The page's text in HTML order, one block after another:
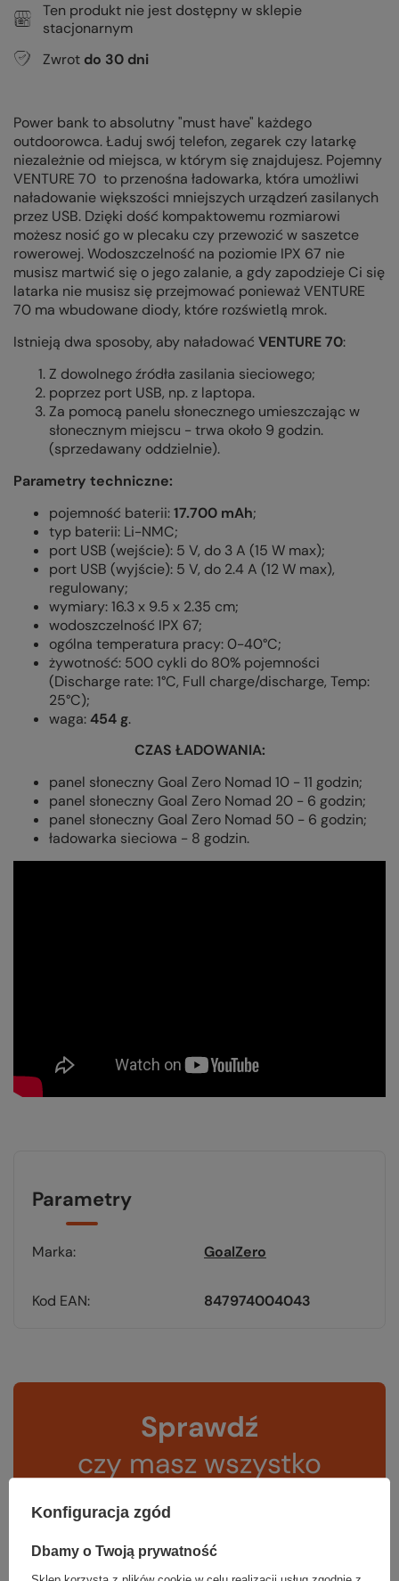
Ten produkt nie jest dostępny w sklepie
stacjonarnym
Zwrot do 30 dni
Power bank to absolutny "must have" każdego
outdoorowca. Ładuj swój telefon, zegarek czy latarkę
niezależnie od miejsca, w którym się znajdujesz. Pojemny
VENTURE 70 to przenośna ładowarka, która umożliwi
naładowanie większości mniejszych urządzeń zasilanych
przez USB. Dzięki dość kompaktowemu rozmiarowi
możesz nosić go w plecaku czy przewozić w saszetce
rowerowej. Wodoszczelność na poziomie IPX 67 nie
musisz martwić się o jego zalanie, a gdy zapodzieje Ci się
latarka nie musisz się przejmować ponieważ VENTURE
70 ma wbudowane diody, które rozświetlą mrok.
Istnieją dwa sposoby, aby naładować VENTURE 70:
Z dowolnego źródła zasilania sieciowego;
poprzez port USB, np. z laptopa.
Za pomocą panelu słonecznego umieszczając w
słonecznym miejscu - trwa około 9 godzin.
(sprzedawany oddzielnie).
Parametry techniczne:
pojemność baterii:17.700 mAh;
typ baterii: Li-NMC;
port USB (wejście): 5 V, do 3 A (15 W max);
port USB (wyjście): 5 V, do 2.4 A (12 W max),
regulowany;
wymiary: 16.3 x 9.5 x 2.35 cm;
wodoszczelność IPX 67;
ogólna temperatura pracy: 0-40°C;
żywotność: 500 cykli do 80% pojemności
(Discharge rate: 1°C, Full charge/discharge, Temp:
25°C);
waga:454 g.
CZAS ŁADOWANIA:
panel słoneczny Goal Zero Nomad 10 - 11 godzin;
panel słoneczny Goal Zero Nomad 20 - 6 godzin;
panel słoneczny Goal Zero Nomad 50 - 6 godzin;
ładowarka sieciowa - 8 godzin.
Parametry
Marka GoalZero
Kod EAN 847974004043
Sprawdź
czy masz wszystko
TWOJA LISTA SPRZĘTOWA
Konfiguracja zgód
Dbamy o Twoją prywatność